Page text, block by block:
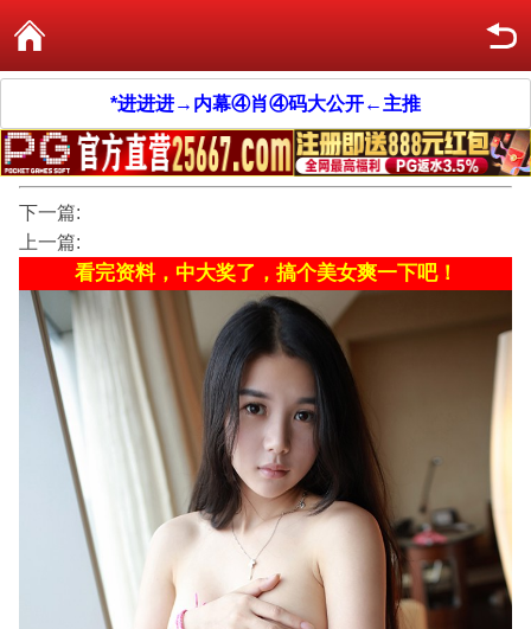
*进进进→内幕④肖④码大公开←主推
下一篇:
上一篇:
看完资料，中大奖了，搞个美女爽一下吧！